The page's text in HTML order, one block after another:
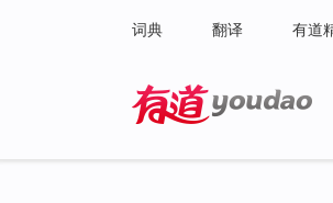
词典 翻译 有道